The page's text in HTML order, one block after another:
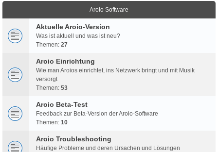
Aroio Software
Aktuelle Aroio-Version
Was ist aktuell und was ist neu?
Themen: 27
Aroio Einrichtung
Wie man Aroios einrichtet, ins Netzwerk bringt und mit Musik
versorgt
Themen: 53
Aroio Beta-Test
Feedback zur Beta-Version der Aroio-Software
Themen: 10
Aroio Troubleshooting
Häufige Probleme und deren Ursachen und Lösungen